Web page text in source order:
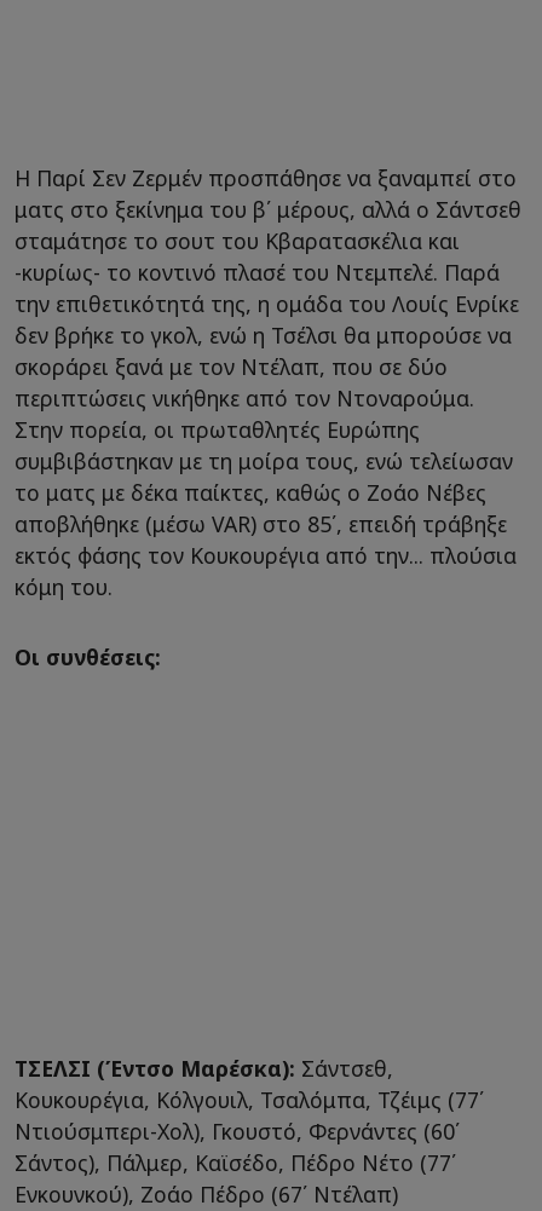
Η Παρί Σεν Ζερμέν προσπάθησε να ξαναμπεί στο
ματς στο ξεκίνημα του β΄ μέρους, αλλά ο Σάντσεθ
σταμάτησε το σουτ του Κβαρατασκέλια και
-κυρίως- το κοντινό πλασέ του Ντεμπελέ. Παρά
την επιθετικότητά της, η ομάδα του Λουίς Ενρίκε
δεν βρήκε το γκολ, ενώ η Τσέλσι θα μπορούσε να
σκοράρει ξανά με τον Ντέλαπ, που σε δύο
περιπτώσεις νικήθηκε από τον Ντοναρούμα.
Στην πορεία, οι πρωταθλητές Ευρώπης
συμβιβάστηκαν με τη μοίρα τους, ενώ τελείωσαν
το ματς με δέκα παίκτες, καθώς ο Ζοάο Νέβες
αποβλήθηκε (μέσω VAR) στο 85΄, επειδή τράβηξε
εκτός φάσης τον Κουκουρέγια από την... πλούσια
κόμη του.
Οι συνθέσεις:
ΤΣΕΛΣΙ (Έντσο Μαρέσκα): Σάντσεθ,
Κουκουρέγια, Κόλγουιλ, Τσαλόμπα, Τζέιμς (77΄
Ντιούσμπερι-Χολ), Γκουστό, Φερνάντες (60΄
Σάντος), Πάλμερ, Καϊσέδο, Πέδρο Νέτο (77΄
Ενκουνκού), Ζοάο Πέδρο (67΄ Ντέλαπ)